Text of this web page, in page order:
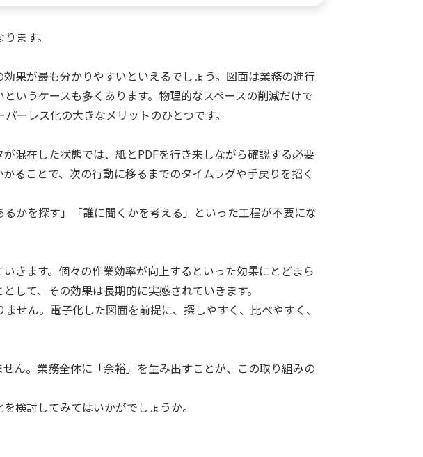
ます。
果が最も分かりやすいといえるでしょう。図面は業務の進行
いうケースも多くあります。物理的なスペースの削減だけで
ーレス化の大きなメリットのひとつです。
混在した状態では、紙とPDFを行き来しながら確認する必要
ることで、次の行動に移るまでのタイムラグや手戻りを招く
かを探す」「誰に聞くかを考える」といった工程が不要にな
きます。個々の作業効率が向上するといった効果にとどまら
して、その効果は長期的に実感されていきます。
せん。電子化した図面を前提に、探しやすく、比べやすく、
ん。業務全体に「余裕」を生み出すことが、この取り組みの
検討してみてはいかがでしょうか。